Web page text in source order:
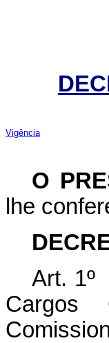
Vigência
O
lhe
Art. 1º
Cargos